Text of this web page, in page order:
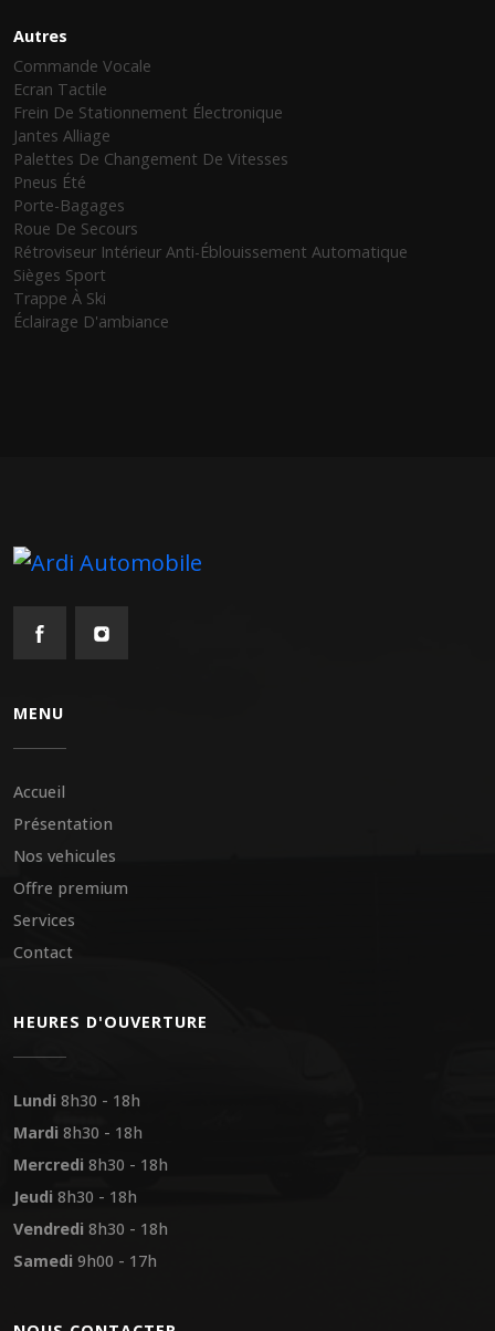
Autres
Commande Vocale
Ecran Tactile
Frein De Stationnement Électronique
Jantes Alliage
Palettes De Changement De Vitesses
Pneus Été
Porte-Bagages
Roue De Secours
Rétroviseur Intérieur Anti-Éblouissement Automatique
Sièges Sport
Trappe À Ski
Éclairage D'ambiance
MENU
Accueil
Présentation
Nos vehicules
Offre premium
Services
Contact
HEURES D'OUVERTURE
Lundi 8h30 - 18h
Mardi 8h30 - 18h
Mercredi 8h30 - 18h
Jeudi 8h30 - 18h
Vendredi 8h30 - 18h
Samedi 9h00 - 17h